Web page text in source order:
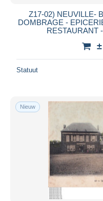
Maestro
Woonplaats van de
Wereldwijd
Z17-02) NEUVILLE-
DOMBRAGE -
RESTAURANT
Statuut
Nieuw